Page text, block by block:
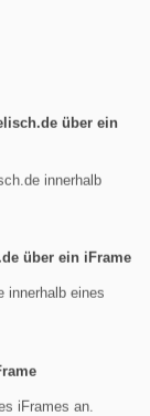
auf der
über ein
innerhalb
über ein iFrame
innerhalb eines
iFrames an.